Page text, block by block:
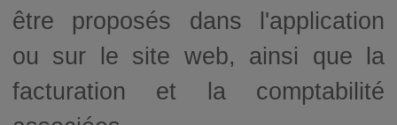
être proposés dans l'application
ou sur le site web, ainsi que la
facturation et la comptabilité